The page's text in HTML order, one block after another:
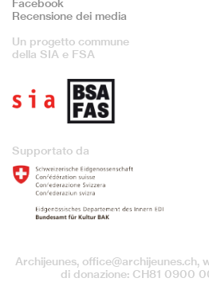
Facebook
Recensione dei media
Un progetto commune
della SIA e FSA
Supportato da
Archijeunes, office@archijeunes.ch,
di donazione: CH81 0900